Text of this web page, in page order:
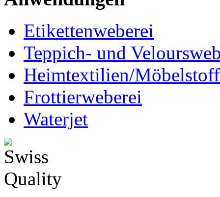
Etikettenweberei
Teppich- und
Heimtextilien/
Frottierweberei
Waterjet